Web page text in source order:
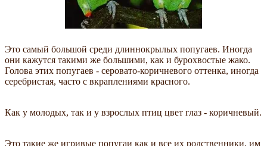
Это самый большой среди длиннокрылых попугаев. Иногда
они кажутся такими же большими, как и бурохвостые жако.
Голова этих попугаев - серовато-коричневого оттенка, иногда
серебристая, часто с вкраплениями красного.
Как у молодых, так и у взрослых птиц цвет глаз - коричневый.
Это такие же игривые попугаи как и все их родственники, им